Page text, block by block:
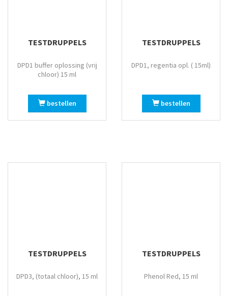
Witte bank + Ghiaccio
Witte bank + Grigio kussens
Zilver
Zwart
TESTDRUPPELS
DPD1 buffer oplossing (vrij
chloor) 15 ml
bestellen
TESTDRUPPELS
DPD1, regentia opl. ( 15ml)
bestellen
TESTDRUPPELS
DPD3, (totaal chloor), 15 ml
TESTDRUPPELS
Phenol Red, 15 ml